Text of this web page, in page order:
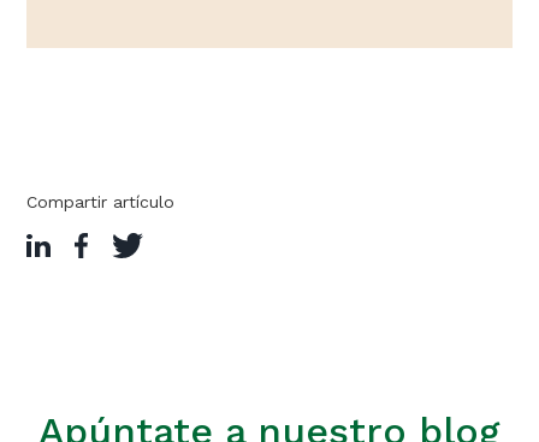
Compartir artículo
Apúntate a nuestro blog